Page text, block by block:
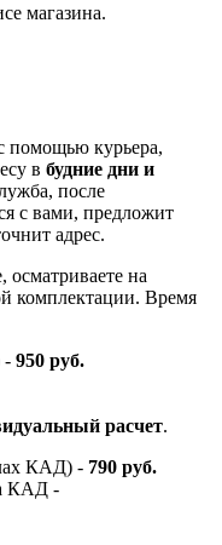
магазина.
помощью курьера,
в будние дни и
после
с вами, предложит
адрес.
осматриваете на
комплектации. Время
- 950 руб.
расчет.
КАД) - 790 руб.
КАД -